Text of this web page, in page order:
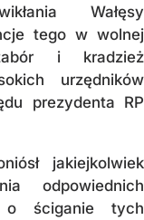
Wałęsy
tego w wolnej
i kradzież
urzędników
prezydenta RP
jakiejkolwiek
odpowiednich
o ściganie tych